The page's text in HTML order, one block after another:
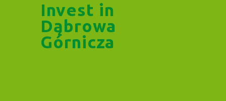
Invest in
Dąbrowa
Górnicza